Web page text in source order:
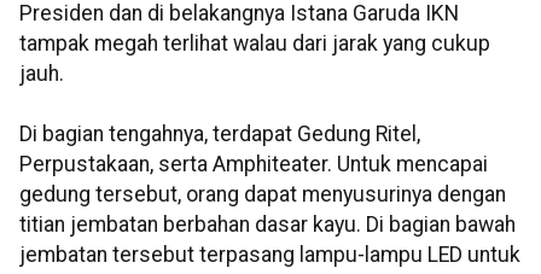
Presiden dan di belakangnya Istana Garuda IKN
tampak megah terlihat walau dari jarak yang cukup
jauh.
Di bagian tengahnya, terdapat Gedung Ritel,
Perpustakaan, serta Amphiteater. Untuk mencapai
gedung tersebut, orang dapat menyusurinya dengan
titian jembatan berbahan dasar kayu. Di bagian bawah
jembatan tersebut terpasang lampu-lampu LED untuk